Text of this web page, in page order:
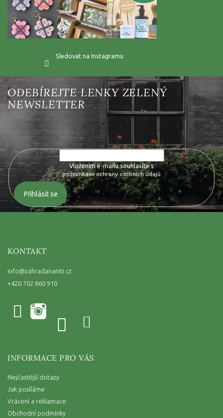
Sledovat na Instagramu
Vložte svůj e-mail a my vám budeme zasílat informace o nových
produktech na našem e-shopu.
Vložením e-mailu souhlasíte s
podmínkami ochrany osobních údajů
Přihlásit se
KONTAKT
info@zahradananiti.cz
+420 702 860 910
INFORMACE PRO VÁS
Nejčastější dotazy
Jak posíláme
Vrácení a reklamace
Obchodní podmínky